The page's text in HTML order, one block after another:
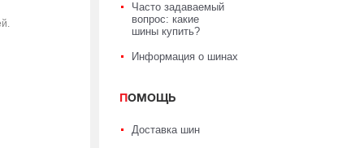
Часто задаваемый
вопрос: какие
шины купить?
Информация о шинах
ПОМОЩЬ
Доставка шин